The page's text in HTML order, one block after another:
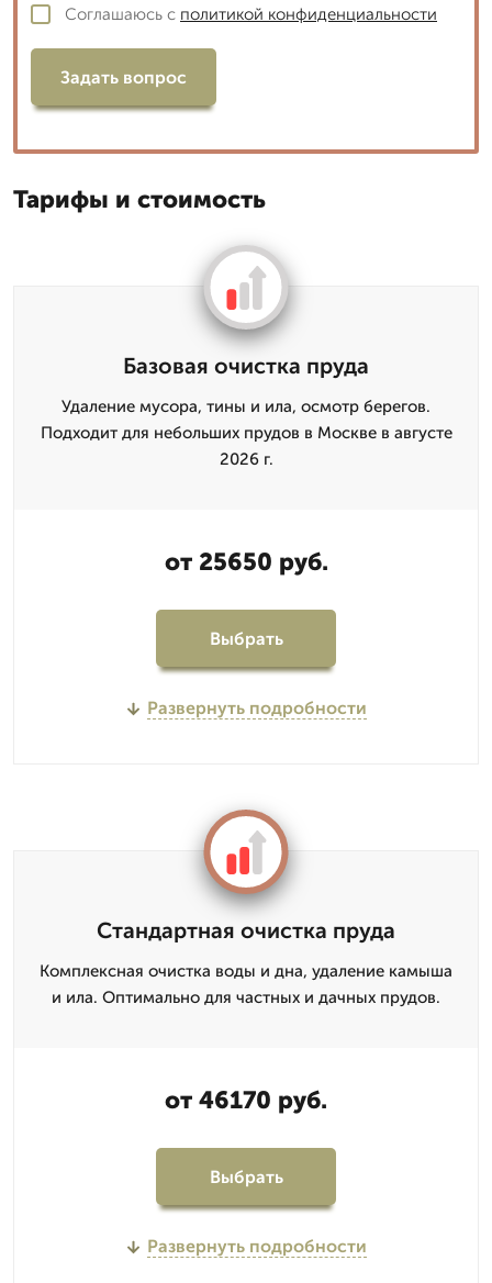
Соглашаюсь с политикой конфиденциальности
Задать вопрос
Тарифы и стоимость
Базовая очистка пруда
Удаление мусора, тины и ила, осмотр берегов.
Подходит для небольших прудов в Москве в августе
2026 г.
от 25650 руб.
Выбрать
Развернуть подробности
Стандартная очистка пруда
Комплексная очистка воды и дна, удаление камыша
и ила. Оптимально для частных и дачных прудов.
от 46170 руб.
Выбрать
Развернуть подробности